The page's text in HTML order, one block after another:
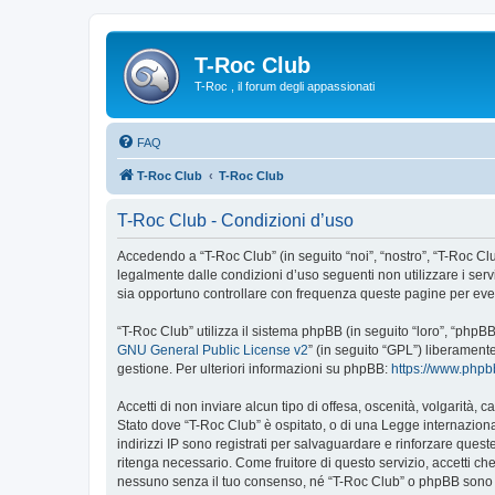
T-Roc Club
T-Roc , il forum degli appassionati
FAQ
T-Roc Club T-Roc Club
T-Roc Club - Condizioni d’uso
Accedendo a “T-Roc Club” (in seguito “noi”, “nostro”, “T-Roc
legalmente dalle condizioni d’uso seguenti non utilizzare i
sia opportuno controllare con frequenza queste pagine per
“T-Roc Club” utilizza il sistema phpBB (in seguito “loro”,
GNU General Public License v2” (in seguito “GPL”)
gestione. Per ulteriori informazioni su phpBB: https://
Accetti di non inviare alcun tipo di offesa, oscenità, volgarità,
Stato dove “T-Roc Club” è ospitato, o di una Legge
indirizzi IP sono registrati per salvaguardare e rinforzare
ritenga necessario. Come fruitore di questo servizio, accetti
nessuno senza il tuo consenso, né “T-Roc Club” o phpBB